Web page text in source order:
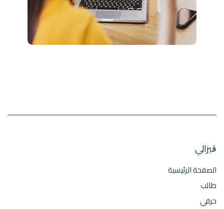
ڨيزالي
الصفحة الرئيسية
طالب
حرفي